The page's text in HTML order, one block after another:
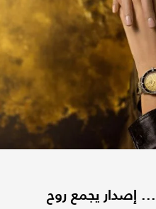
ساعة Rado Captain Cook... إصدار يجمع روح